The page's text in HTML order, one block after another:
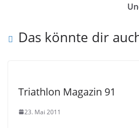
Das könnte dir
Triathlon Magazin 91
23. Mai 2011